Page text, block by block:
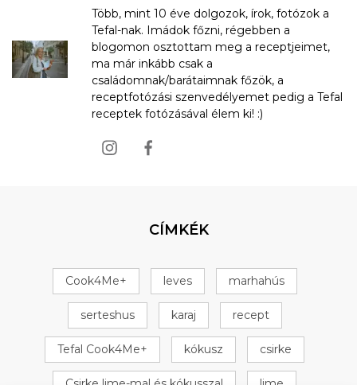
Több, mint 10 éve dolgozok, írok, fotózok a
Tefal-nak. Imádok főzni, régebben a
blogomon osztottam meg a receptjeimet,
ma már inkább csak a
családomnak/barátaimnak főzök, a
receptfotózási szenvedélyemet pedig a Tefal
receptek fotózásával élem ki! :)
CÍMKÉK
Cook4Me+ leves marhahús
serteshus karaj recept
Tefal Cook4Me+ kókusz csirke